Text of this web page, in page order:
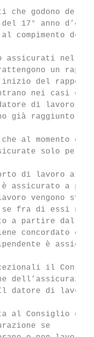
che godono
17° anno
compimento del
assicurati nella
un
del
nei casi di
di lavoro
già raggiunto o
al momento
solo per
di lavoro a
assicurato a
vengono
fra di essi
a partire
concordato
è
il
datore di
al Consiglio
se